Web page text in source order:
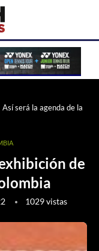
Así será la agenda de la
de
1029vistas